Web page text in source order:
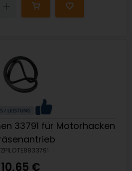
33791 für Motorhacken
10,65 €